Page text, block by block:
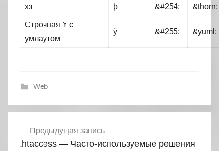
хз þ &#254; &thorn;
Строчная Y с
умлаутом
ÿ &#255; &yuml;
Web
по
Предыдущая запись
.htaccess — Часто-используемые решения